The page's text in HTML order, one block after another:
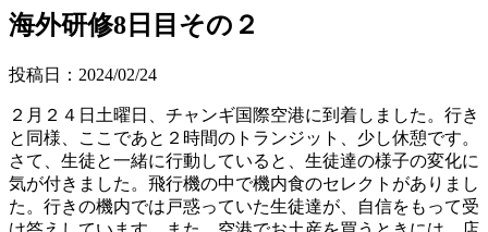
海外研修8日目その２
投稿日：2024/02/24
２月２４日土曜日、チャンギ国際空港に到着しました。行き
と同様、ここであと２時間のトランジット、少し休憩です。
さて、生徒と一緒に行動していると、生徒達の様子の変化に
気が付きました。飛行機の中で機内食のセレクトがありまし
た。行きの機内では戸惑っていた生徒達が、自信をもって受